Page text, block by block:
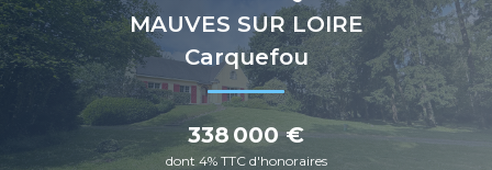
ESTIMER
NOS MÉTIERS
NOS AGENCES
MAUVES SUR LOIRE
Carquefou
338 000 €
dont 4% TTC d'honoraires